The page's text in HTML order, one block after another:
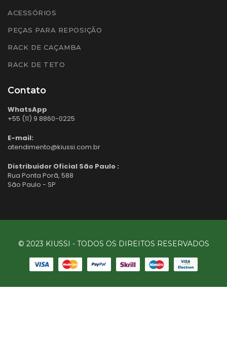
ACESSÓRIOS
PEÇAS PARA REPOSIÇÃO
RACK DE CAÇAMBA
RACK DE TETO
Contato
WhatsApp
+55 (11) 9 8860-0225
E-mail:
atendimento@kiussi.com.br
Distribuidor Oficial São Paulo :
Rua Ponta Porã, 588
São Paulo - SP
© 2023 KIUSSI - TODOS OS DIREITOS RESERVADOS